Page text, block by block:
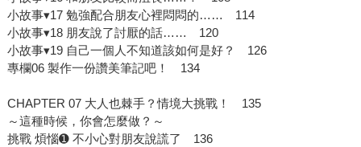
小故事▾17 勉強配合朋友心裡悶悶的…… 114
小故事▾18 朋友說了討厭的話…… 120
小故事▾19 自己一個人不知道該如何是好？ 126
專欄06 製作一份讚美筆記吧！ 134
CHAPTER 07 大人也棘手？情境大挑戰！ 135
～這種時候，你會怎麼做？～
挑戰 煩惱➊ 不小心對朋友說謊了 136